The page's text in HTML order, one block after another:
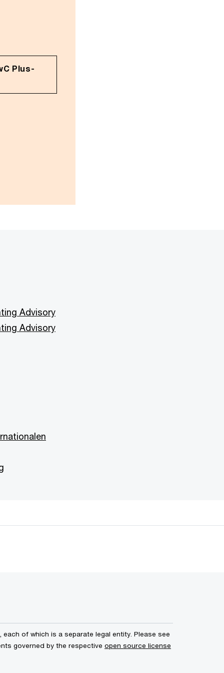
Plus-
Advisory
Advisory
of which is a separate legal entity. Please see
governed by the respective open source license